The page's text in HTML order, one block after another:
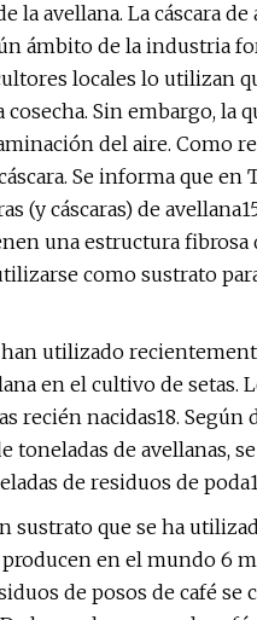
la avellana. La cáscara
ámbito de la industria
locales lo utilizan
Sin embargo, la
del aire. Como
Se informa que
(y cáscaras) de
una estructura
como sustrato
han utilizado
en el cultivo de setas.
recién nacidas18.
de avellanas,
de residuos de
sustrato que se ha
en el mundo 6
de posos de café